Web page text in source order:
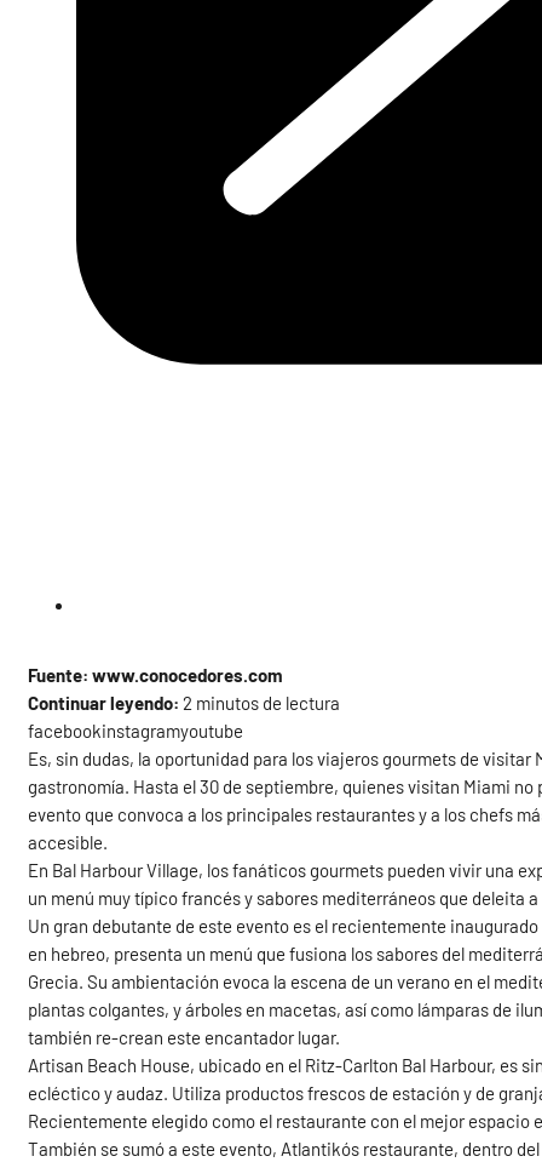
Fuente: www.conocedores.com
Continuar leyendo: 2 minutos de lectura
facebookinstagramyoutube
Es, sin dudas, la oportunidad para los viajeros gourmets de
gastronomía. Hasta el 30 de septiembre, quienes visitan Miami
evento que convoca a los principales restaurantes y a los chefs
accesible.
En Bal Harbour Village, los fanáticos gourmets pueden vivir una
un menú muy típico francés y sabores mediterráneos que deleita
Un gran debutante de este evento es el recientemente
en hebreo, presenta un menú que fusiona los sabores del
Grecia. Su ambientación evoca la escena de un verano en el
plantas colgantes, y árboles en macetas, así como lámparas de
también re-crean este encantador lugar.
Artisan Beach House, ubicado en el Ritz-Carlton Bal Harbour, es
ecléctico y audaz. Utiliza productos frescos de estación y de
Recientemente elegido como el restaurante con el mejor espacio
También se sumó a este evento, Atlantikós restaurante, dentro